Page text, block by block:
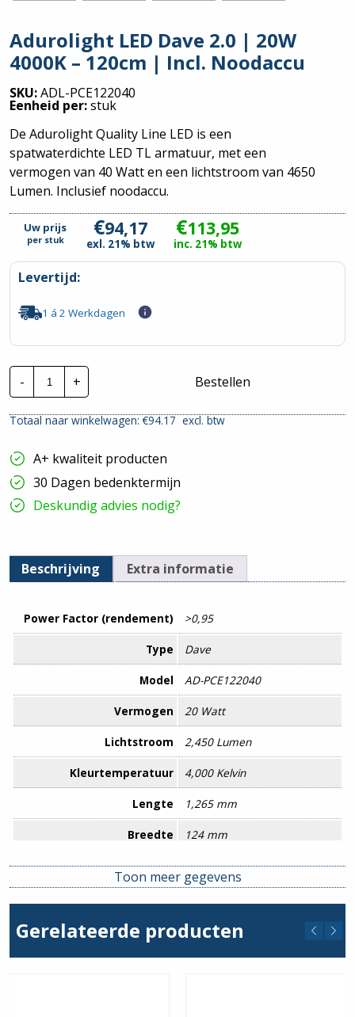
Adurolight LED Dave 2.0 | 20W
4000K – 120cm | Incl. Noodaccu
SKU:ADL-PCE122040
Eenheid per:stuk
De Adurolight Quality Line LED is een
spatwaterdichte LED TL armatuur, met een
vermogen van 40 Watt en een lichtstroom van 4650
Lumen. Inclusief noodaccu.
Uw prijs
per stuk €94,17
exl. 21% btw
€113,95
inc. 21% btw
Levertijd:
1 á 2 Werkdagen
-
Adurolight
LED
Dave
|
4000K
-
120cm
|
Incl.
Noodaccu
+ Bestellen
Totaal naar winkelwagen: €94.17excl. btw
A+ kwaliteit producten
30 Dagen bedenktermijn
Deskundig advies nodig?
Beschrijving Extra informatie
Power Factor (rendement) >0,95
Type Dave
Model AD-PCE122040
Vermogen 20 Watt
Lichtstroom 2,450 Lumen
Kleurtemperatuur 4,000 Kelvin
Lengte 1,265 mm
Breedte 124 mm
Diepte 90 mm
L70 50,000 uur
Energieklasse E
Toon meer gegevens
Gerelateerde producten